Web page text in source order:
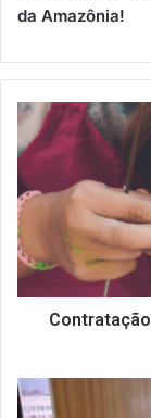
da Amazônia!
Contratação
por
jornada
intermitente:
o
SindRio
pode
ajudar!
BACALHAU
DA